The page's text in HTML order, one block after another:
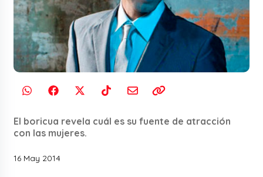
El boricua revela cuál es su fuente de atracción
con las mujeres.
16 May 2014